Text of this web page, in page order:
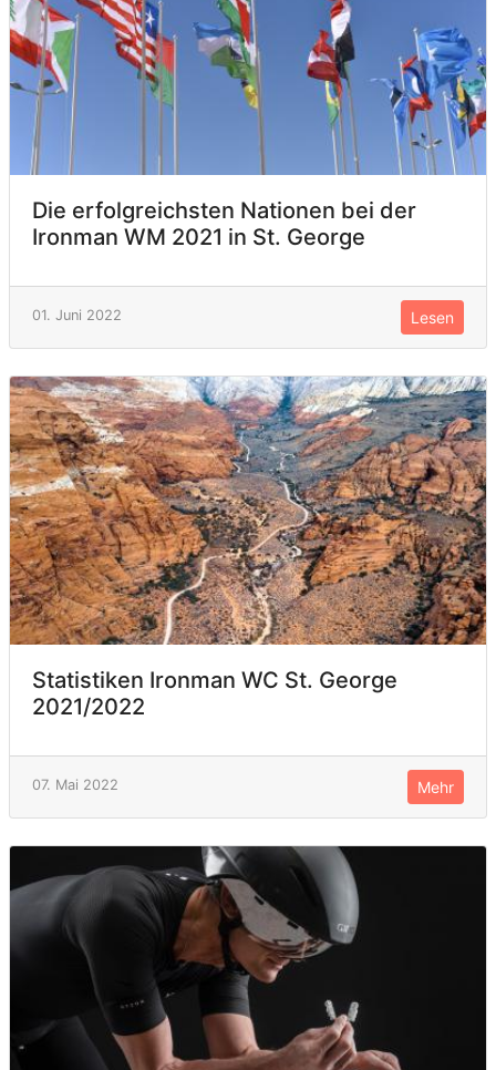
Die erfolgreichsten Nationen bei der
Ironman WM 2021 in St. George
01. Juni 2022 Lesen
Statistiken Ironman WC St. George
2021/2022
07. Mai 2022 Mehr